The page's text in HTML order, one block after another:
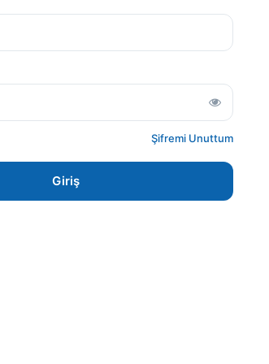
Şifremi Unuttum
Giriş